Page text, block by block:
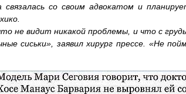
со своим адвокатом и
не видит никакой проблемы, и что с
сиськи», заявил хирург прессе. «Не